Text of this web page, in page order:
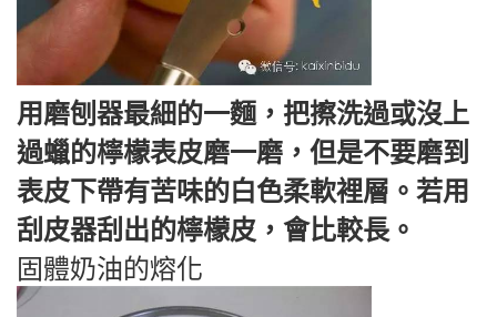
用磨刨器最細的一麵，把擦洗過或沒上
過蠟的檸檬表皮磨一磨，但是不要磨到
表皮下帶有苦味的白色柔軟裡層。若用
刮皮器刮出的檸檬皮，會比較長。
固體奶油的熔化